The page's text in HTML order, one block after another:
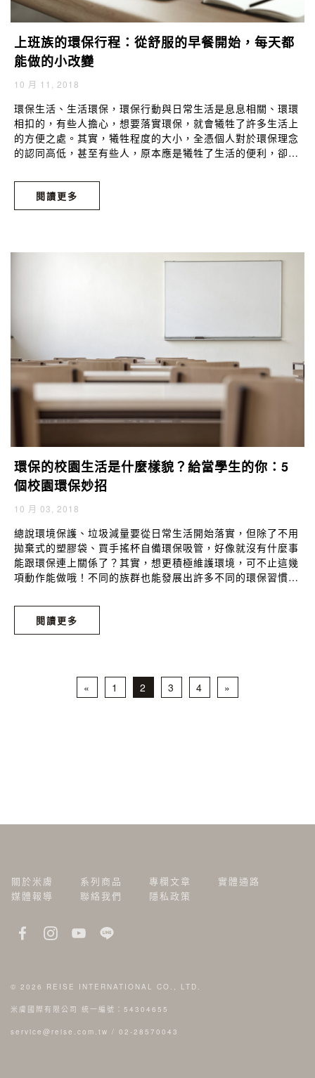
上班族的環保行程：從舒服的早餐開始，每天都
能做的小改變
10 月 11, 2018
環保生活、生活環保，環保行動與日常生活是息息相關、環環
相扣的，有些人擔心，想要落實環保，就會犧牲了許多生活上
的方便之處。其實，犧牲程度的大小，全憑個人對於環保理念
的認同高低，甚至有些人，原本應是犧牲了生活的便利，卻獲
園生活是什麼樣貌？給當學生的你：5個校園環保妙招》之中
分享了5招適合學生族群們落實的環保撇步，（複習一下：搬
宿舍別用紙箱、講義雲端閱讀…）這次，我們要為儘管工作忙
閱讀更多
環保的校園生活是什麼樣貌？給當學生的你：5
個校園環保妙招
10 月 03, 2018
總說環境保護、垃圾減量要從日常生活開始落實，但除了不用
拋棄式的塑膠袋、買手搖杯自備環保吸管，好像就沒有什麼事
能跟環保連上關係了？其實，想更積極維護環境，可不止這幾
項動作能做哦！不同的族群也能發展出許多不同的環保習慣，
在校園生活上做些環保的小改變吧。學期快開始了，新生準備
搬入宿舍，此時的你，是不是從家裡捆了一箱又一箱要請爸
媽/物流公司送到宿舍呢？這些箱子的來源，你可有留心過？
一員。如果這時，你選擇找家裡可重複使用的大型容器，或者
使用出門旅遊的行李箱，就能大大減少一次性容器的使用！
閱讀更多
« 1 2 3 4 »
關於米膚 系列商品 專欄文章
實體通路
媒體報導
聯絡我們 隱私政策
© 2026 REISE INTERNATIONAL CO., LTD.
米膚國際有限公司 統一編號：54304655
service@reise.com.tw / 02-28570043